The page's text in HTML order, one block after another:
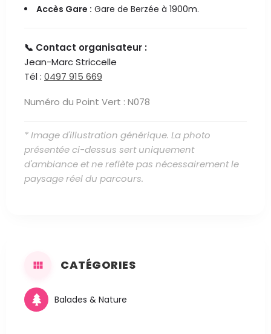
Accès Gare : Gare de Berzée à 1900m.
📞 Contact organisateur :
Jean-Marc Striccelle
Tél : 0497 915 669
Numéro du Point Vert : N078
* Image d'illustration générique. La photo
présentée ci-dessus sert uniquement
d'ambiance et ne reflète pas nécessairement le
paysage réel du parcours.
CATÉGORIES
Balades & Nature